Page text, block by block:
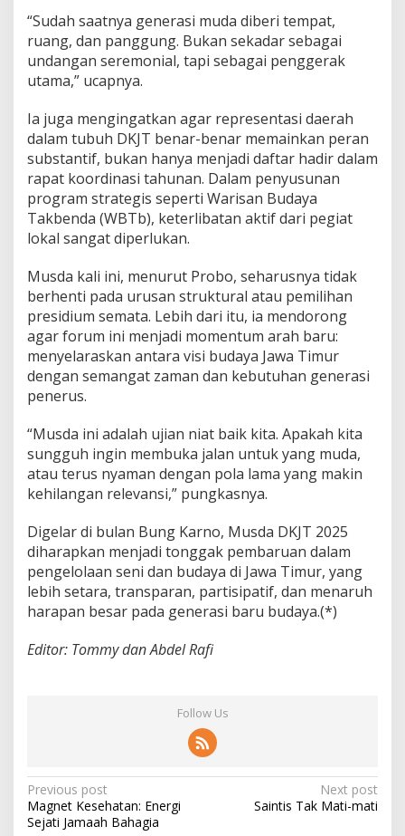
“Sudah saatnya generasi muda diberi tempat,
ruang, dan panggung. Bukan sekadar sebagai
undangan seremonial, tapi sebagai penggerak
utama,” ucapnya.
Ia juga mengingatkan agar representasi daerah
dalam tubuh DKJT benar-benar memainkan peran
substantif, bukan hanya menjadi daftar hadir dalam
rapat koordinasi tahunan. Dalam penyusunan
program strategis seperti Warisan Budaya
Takbenda (WBTb), keterlibatan aktif dari pegiat
lokal sangat diperlukan.
Musda kali ini, menurut Probo, seharusnya tidak
berhenti pada urusan struktural atau pemilihan
presidium semata. Lebih dari itu, ia mendorong
agar forum ini menjadi momentum arah baru:
menyelaraskan antara visi budaya Jawa Timur
dengan semangat zaman dan kebutuhan generasi
penerus.
“Musda ini adalah ujian niat baik kita. Apakah kita
sungguh ingin membuka jalan untuk yang muda,
atau terus nyaman dengan pola lama yang makin
kehilangan relevansi,” pungkasnya.
Digelar di bulan Bung Karno, Musda DKJT 2025
diharapkan menjadi tonggak pembaruan dalam
pengelolaan seni dan budaya di Jawa Timur, yang
lebih setara, transparan, partisipatif, dan menaruh
harapan besar pada generasi baru budaya.(*)
Editor: Tommy dan Abdel Rafi
Follow Us
P
o
Previous post
Magnet Kesehatan: Energi
Sejati Jamaah Bahagia
Next post
Saintis Tak Mati-mati